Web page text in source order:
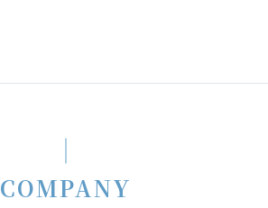
COMPANY